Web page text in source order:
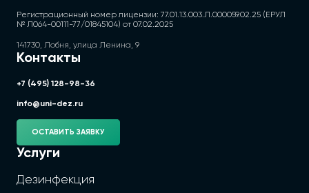
Регистрационный номер лицензии: 77.01.13.003.Л.000059.02.25 (ЕРУЛ
№ Л064-00111-77/01845104) от 07.02.2025
141730, Лобня, улица Ленина, 9
Контакты
+7 (495) 128-98-36
info@uni-dez.ru
ОСТАВИТЬ ЗАЯВКУ
Услуги
Дезинфекция